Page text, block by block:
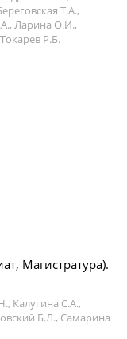
Т.А.,
Ларина О.И.,
Р.Б.
Магистратура).
Калугина С.А.,
Б.Л., Самарина